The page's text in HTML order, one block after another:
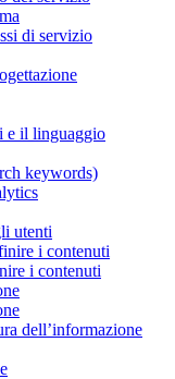
di servizio
e il linguaggio
keywords)
utenti
i contenuti
i contenuti
dell’informazione